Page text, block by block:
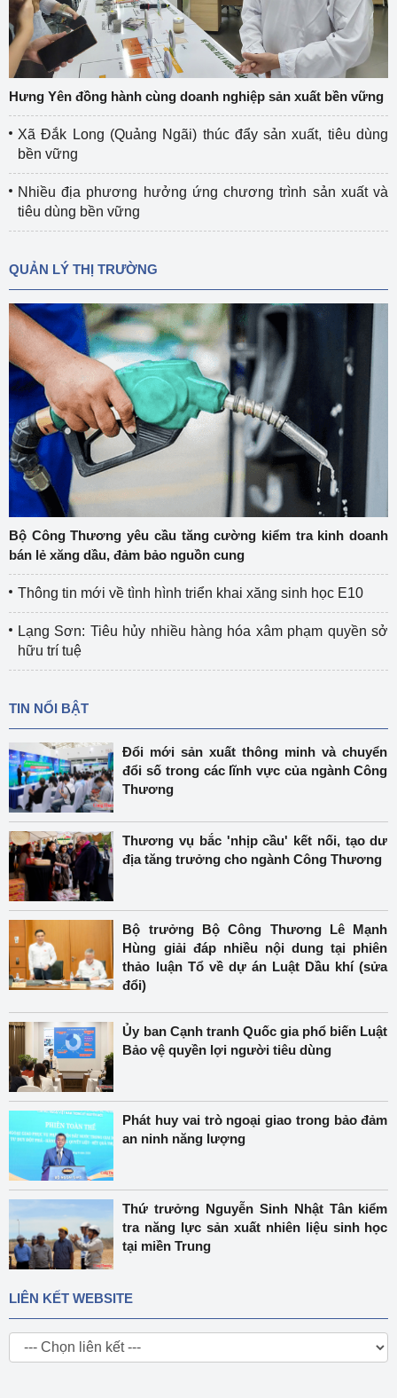
Hưng Yên đồng hành cùng doanh nghiệp sản xuất bền vững
Xã Đắk Long (Quảng Ngãi) thúc đẩy sản xuất, tiêu dùng
bền vững
Nhiều địa phương hưởng ứng chương trình sản xuất và
tiêu dùng bền vững
QUẢN LÝ THỊ TRƯỜNG
Bộ Công Thương yêu cầu tăng cường kiểm tra kinh doanh
bán lẻ xăng dầu, đảm bảo nguồn cung
Thông tin mới về tình hình triển khai xăng sinh học E10
Lạng Sơn: Tiêu hủy nhiều hàng hóa xâm phạm quyền sở
hữu trí tuệ
TIN NỔI BẬT
Đổi mới sản xuất thông minh và chuyển
đổi số trong các lĩnh vực của ngành Công
Thương
Thương vụ bắc 'nhịp cầu' kết nối, tạo dư
địa tăng trưởng cho ngành Công Thương
Bộ trưởng Bộ Công Thương Lê Mạnh
Hùng giải đáp nhiều nội dung tại phiên
thảo luận Tổ về dự án Luật Dầu khí (sửa
đổi)
Ủy ban Cạnh tranh Quốc gia phổ biến Luật
Bảo vệ quyền lợi người tiêu dùng
Phát huy vai trò ngoại giao trong bảo đảm
an ninh năng lượng
Thứ trưởng Nguyễn Sinh Nhật Tân kiểm
tra năng lực sản xuất nhiên liệu sinh học
tại miền Trung
LIÊN KẾT WEBSITE